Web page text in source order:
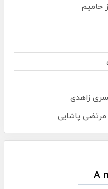
حامیم
زاهدی
پاشایی
A